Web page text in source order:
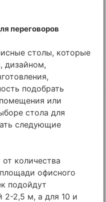
переговоров
столы, которые
дизайном,
подобрать
или
стола для
следующие
количества
офисного
подойдут
2-2,5 м, а для 10 и